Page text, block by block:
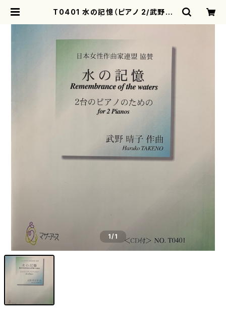
T0401 水の記憶（ピアノ 2/武野晴
1/1